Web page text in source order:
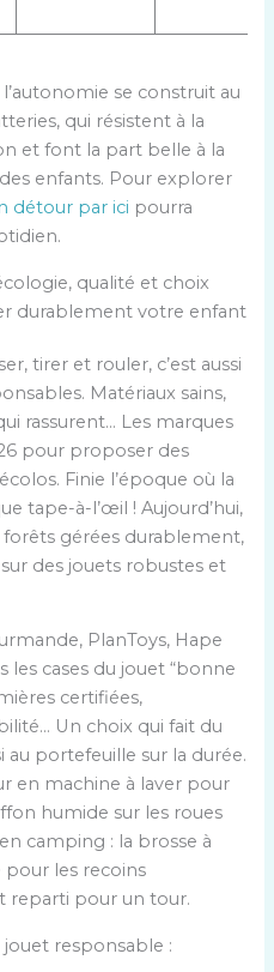
se construit au
qui résistent à la
et font la part belle à la
enfants. Pour explorer
détour par ici pourra
qualité et choix
durablement votre enfant
tirer et rouler, c’est aussi
Matériaux sains,
rassurent… Les marques
pour proposer des
Finie l’époque où la
tape-à-l’œil ! Aujourd’hui,
forêts gérées durablement,
des jouets robustes et
PlanToys, Hape
les cases du jouet “bonne
certifiées,
Un choix qui fait du
au portefeuille sur la durée.
en machine à laver pour
humide sur les roues
camping : la brosse à
pour les recoins
reparti pour un tour.
responsable :